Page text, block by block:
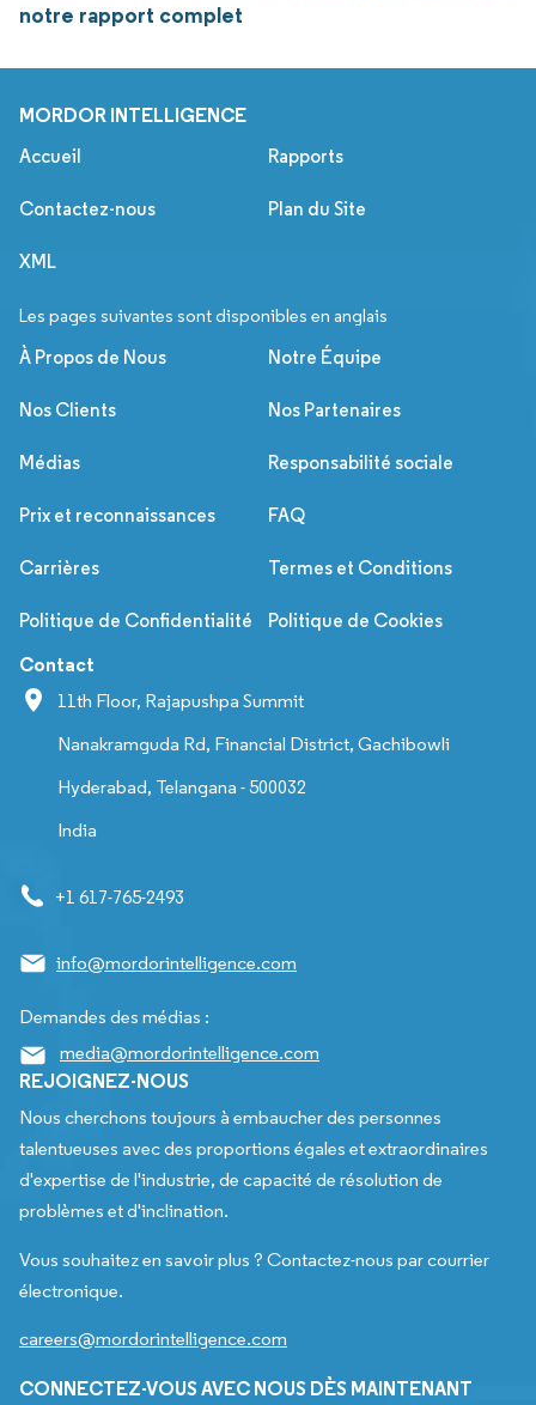
notre rapport complet
MORDOR INTELLIGENCE
Accueil Rapports
Contactez-nous Plan du Site
XML
Les pages suivantes sont disponibles en anglais
À Propos de Nous Notre Équipe
Nos Clients Nos Partenaires
Médias Responsabilité sociale
Prix et reconnaissances FAQ
Carrières Termes et Conditions
Politique de Confidentialité Politique de Cookies
Contact
11th Floor, Rajapushpa Summit
Nanakramguda Rd, Financial District, Gachibowli
Hyderabad, Telangana - 500032
India
+1 617-765-2493
info@mordorintelligence.com
Demandes des médias :
media@mordorintelligence.com
REJOIGNEZ-NOUS
Nous cherchons toujours à embaucher des personnes
talentueuses avec des proportions égales et extraordinaires
d'expertise de l'industrie, de capacité de résolution de
problèmes et d'inclination.
Vous souhaitez en savoir plus ? Contactez-nous par courrier
électronique.
careers@mordorintelligence.com
CONNECTEZ-VOUS AVEC NOUS DÈS MAINTENANT